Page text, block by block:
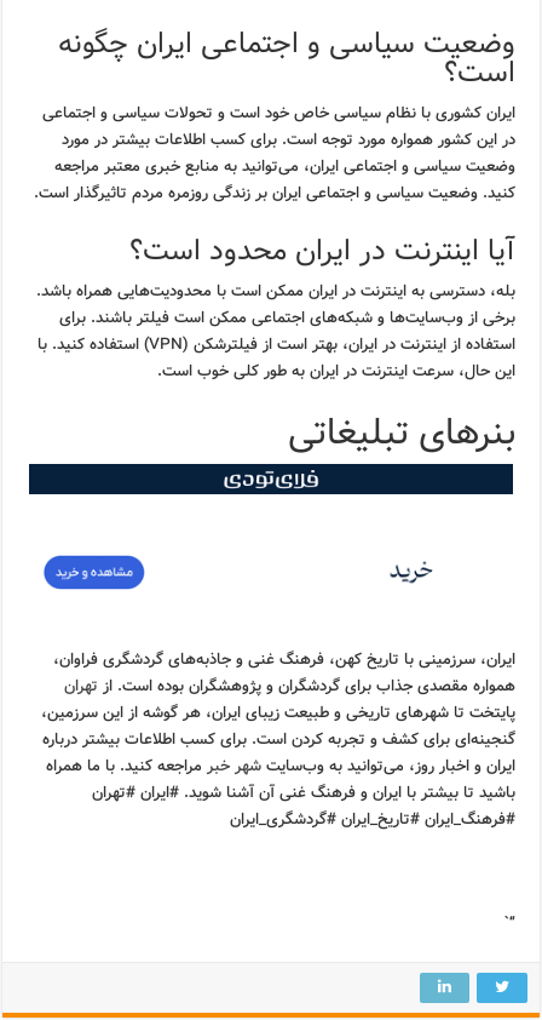
وضعیت سیاسی و اجتماعی ایران چگونه
است؟
ایران کشوری با نظام سیاسی خاص خود است و تحولات سیاسی و اجتماعی
در این کشور همواره مورد توجه است. برای کسب اطلاعات بیشتر در مورد
وضعیت سیاسی و اجتماعی ایران، می‌توانید به منابع خبری معتبر مراجعه
کنید. وضعیت سیاسی و اجتماعی ایران بر زندگی روزمره مردم تاثیرگذار است.
آیا اینترنت در ایران محدود است؟
بله، دسترسی به اینترنت در ایران ممکن است با محدودیت‌هایی همراه باشد.
برخی از وب‌سایت‌ها و شبکه‌های اجتماعی ممکن است فیلتر باشند. برای
استفاده از اینترنت در ایران، بهتر است از فیلترشکن (VPN) استفاده کنید. با
این حال، سرعت اینترنت در ایران به طور کلی خوب است.
بنرهای تبلیغاتی
ایران، سرزمینی با تاریخ کهن، فرهنگ غنی و جاذبه‌های گردشگری فراوان،
همواره مقصدی جذاب برای گردشگران و پژوهشگران بوده است. از تهران
پایتخت تا شهرهای تاریخی و طبیعت زیبای ایران، هر گوشه از این سرزمین،
گنجینه‌ای برای کشف و تجربه کردن است. برای کسب اطلاعات بیشتر درباره
ایران و اخبار روز، می‌توانید به وب‌سایتشهر خبر مراجعه کنید. با ما همراه
باشید تا بیشتر با ایران و فرهنگ غنی آن آشنا شوید. #ایران #تهران
#فرهنگ_ایران #تاریخ_ایران #گردشگری_ایران
“`